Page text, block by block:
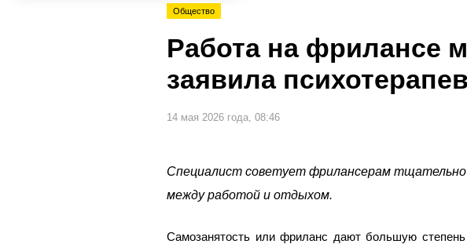
Общество
Работа на фрилансе
заявила
14 мая 2026 года, 08:46
Специалист советует фрилансерам
между работой и отдыхом.
Самозанятость или фриланс дают большую